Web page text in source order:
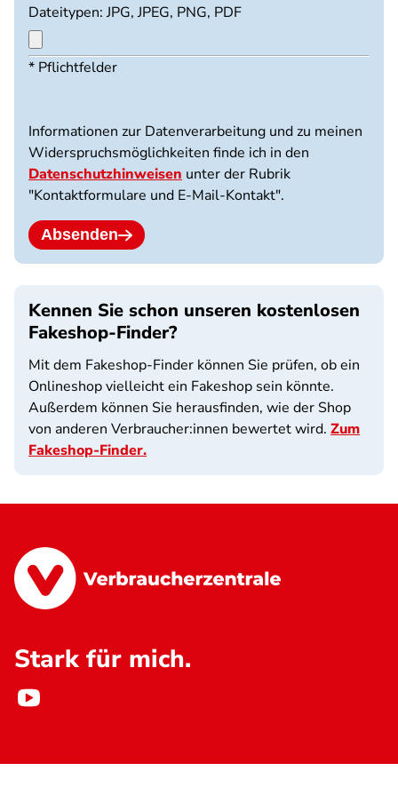
Dateitypen: JPG, JPEG, PNG, PDF
Maximum
10
MB
limit.
Allowed
types:
jpeg
png
* Pflichtfelder
Informationen zur Datenverarbeitung und zu meinen
Widerspruchsmöglichkeiten finde ich in den
Datenschutzhinweisen unter der Rubrik
"Kontaktformulare und E-Mail-Kontakt".
Absenden
Kennen Sie schon unseren kostenlosen
Fakeshop-Finder?
Mit dem Fakeshop-Finder können Sie prüfen, ob ein
Onlineshop vielleicht ein Fakeshop sein könnte.
Außerdem können Sie herausfinden, wie der Shop
von anderen Verbraucher:innen bewertet wird. Zum
Fakeshop-Finder.
Stark für mich.